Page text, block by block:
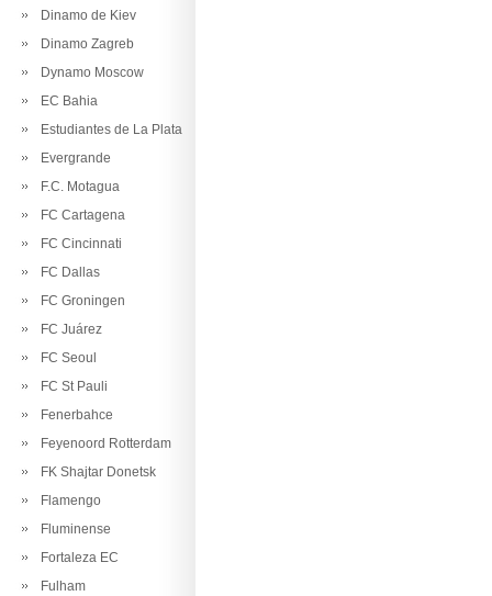
Dinamo de Kiev
Dinamo Zagreb
Dynamo Moscow
EC Bahia
Estudiantes de La Plata
Evergrande
F.C. Motagua
FC Cartagena
FC Cincinnati
FC Dallas
FC Groningen
FC Juárez
FC Seoul
FC St Pauli
Fenerbahce
Feyenoord Rotterdam
FK Shajtar Donetsk
Flamengo
Fluminense
Fortaleza EC
Fulham